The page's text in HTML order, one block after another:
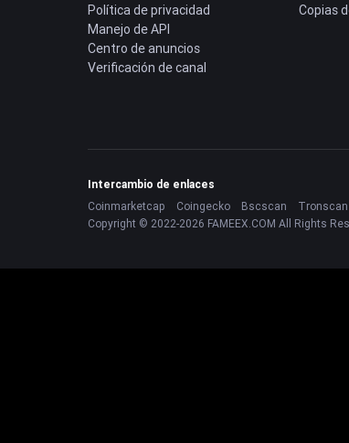
Política de privacidad
Manejo de API
Centro de anuncios
Verificación de canal
Copias
Intercambio de enlaces
Coinmarketcap
Coingecko Bscscan Tronscan
Copyright © 2022-2026 FAMEEX.COM All Rights